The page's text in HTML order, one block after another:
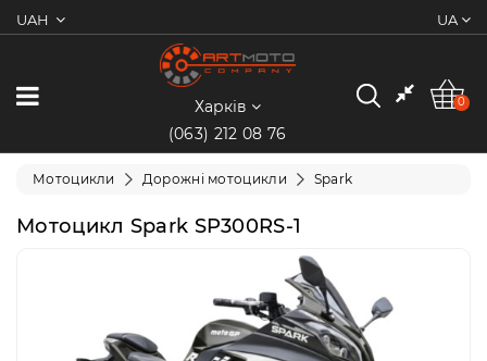
UAH UA
0
Категорії
Мотоцикли
Електротранспорт
Харків
(063) 212 08 76
0
Мотоцикли Дорожні мотоцикли Spark
Мотоцикл Spark SP300RS-1